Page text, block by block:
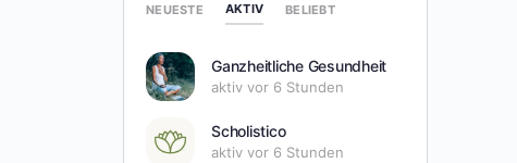
NEUESTE AKTIV BELIEBT
Ganzheitliche Gesundheit
aktiv vor 6 Stunden
Scholistico
aktiv vor 6 Stunden